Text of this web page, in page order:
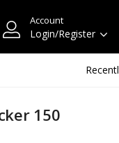
Account
Login/Register
150